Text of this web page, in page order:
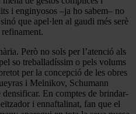
i enginyosos –ja ho sabem– no
que apel·len al gaudi més serè
Però no sols per l’atenció als
so treballadíssim o pels volums
per la concepció de les obres
i Melnikov, Schumann
densificar. En comptes de brindar-
i ennaftalinat, fan que el